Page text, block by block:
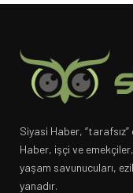
Siyasi Haber, “tarafsız”
Haber, işçi ve
yaşam savunucuları,
yanadır.